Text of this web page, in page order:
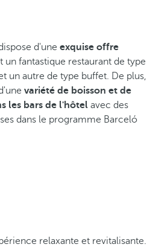
d'une exquise offre
un fantastique restaurant de type
un autre de type buffet. De plus,
variété de boisson et de
les bars de l'hôtel avec des
dans le programme Barceló
relaxante et revitalisante.